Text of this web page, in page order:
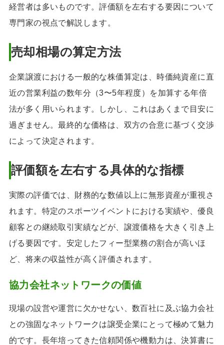
経営者は多いものです。評価額を左右する要因について
専門家の視点で解説します。
売却相場の算定方法
企業譲渡における一般的な株価算定は、時価純資産に直
近の営業利益の数年分（3〜5年程度）を加算する年倍
法が多く用いられます。しかし、これはあくまで目安に
過ぎません。最終的な価格は、双方の合意に基づく交渉
によって決定されます。
評価額を左右する具体的な指標
実際の評価では、財務的な数値以上に無形資産が重視さ
れます。特定のスポーツイベントにおける実績や、優良
顧客との継続取引実績などが、譲渡価格を大きく引き上
げる要因です。安定したフィー型業務の割合が高いほ
ど、将来の収益性が高く評価されます。
協力会社ネットワークの価値
現場の設営や運営に欠かせない、数百社に及ぶ協力会社
との強固なネットワークは譲受企業にとって極めて魅力
的です。長年培ってきた信頼関係や機動力は、決算書に